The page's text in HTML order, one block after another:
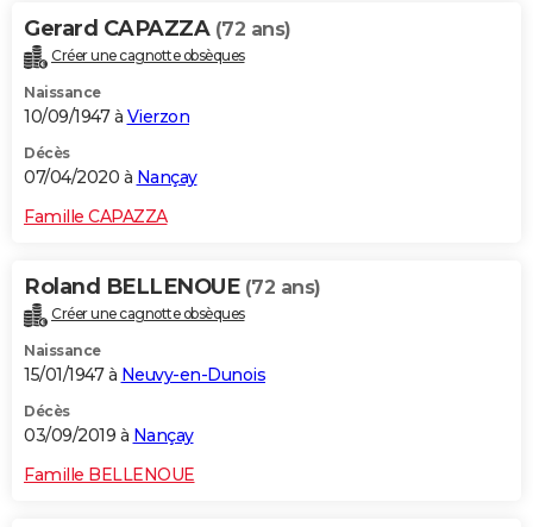
Gerard CAPAZZA (72 ans)
Créer une cagnotte obsèques
Naissance
10/09/1947 à Vierzon
Décès
07/04/2020 à Nançay
Famille CAPAZZA
Roland BELLENOUE (72 ans)
Créer une cagnotte obsèques
Naissance
15/01/1947 à Neuvy-en-Dunois
Décès
03/09/2019 à Nançay
Famille BELLENOUE